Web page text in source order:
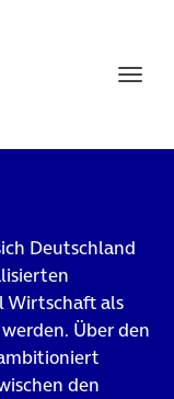
Deutschland
Wirtschaft als
Über den
den